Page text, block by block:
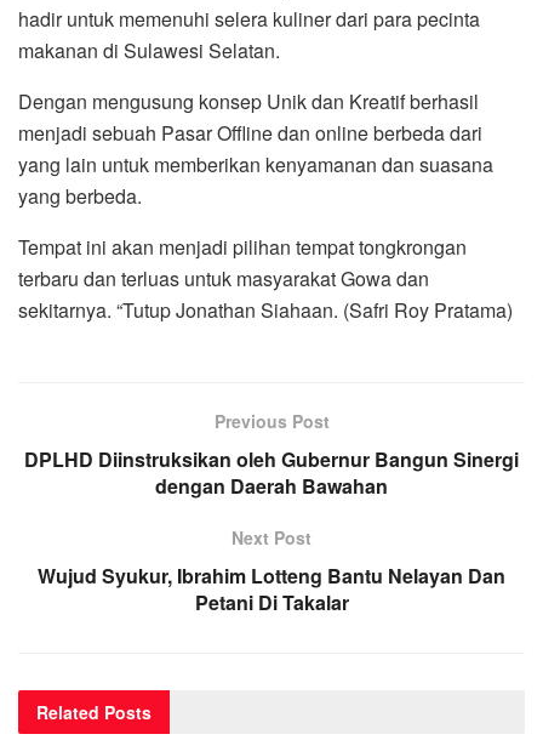
hadir untuk memenuhi selera kuliner dari para pecinta
makanan di Sulawesi Selatan.
Dengan mengusung konsep Unik dan Kreatif berhasil
menjadi sebuah Pasar Offline dan online berbeda dari
yang lain untuk memberikan kenyamanan dan suasana
yang berbeda.
Tempat ini akan menjadi pilihan tempat tongkrongan
terbaru dan terluas untuk masyarakat Gowa dan
sekitarnya. “Tutup Jonathan Siahaan. (Safri Roy Pratama)
Previous Post
DPLHD Diinstruksikan oleh Gubernur Bangun Sinergi
dengan Daerah Bawahan
Next Post
Wujud Syukur, Ibrahim Lotteng Bantu Nelayan Dan
Petani Di Takalar
Related Posts